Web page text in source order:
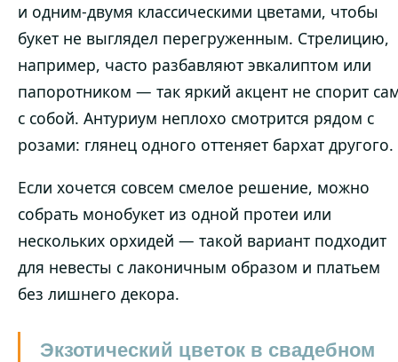
и одним-двумя классическими цветами, чтобы
букет не выглядел перегруженным. Стрелицию,
например, часто разбавляют эвкалиптом или
папоротником — так яркий акцент не спорит
с собой. Антуриум неплохо смотрится рядом с
розами: глянец одного оттеняет бархат другого.
Если хочется совсем смелое решение, можно
собрать монобукет из одной протеи или
нескольких орхидей — такой вариант подходит
для невесты с лаконичным образом и платьем
без лишнего декора.
Экзотический цветок в свадебном